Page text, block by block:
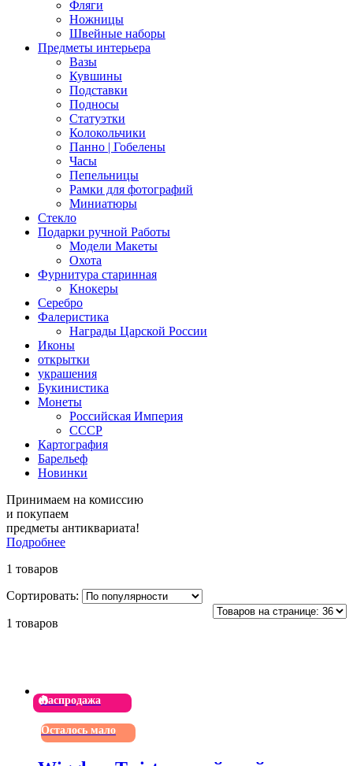
Фляги
Ножницы
Швейные наборы
Предметы интерьера
Вазы
Кувшины
Подставки
Подносы
Статуэтки
Колокольчики
Панно | Гобелены
Часы
Пепельницы
Рамки для фотографий
Миниатюры
Стекло
Подарки ручной Работы
Модели Макеты
Охота
Фурнитура старинная
Кнокеры
Серебро
Фалеристика
Награды Царской России
Иконы
открытки
украшения
Букинистика
Монеты
Российская Империя
СССР
Картография
Барельеф
Новинки
Принимаем на комиссию
и покупаем
предметы антиквариата!
Подробнее
1 товаров
Сортировать:
1 товаров
Распродажа
Осталось мало